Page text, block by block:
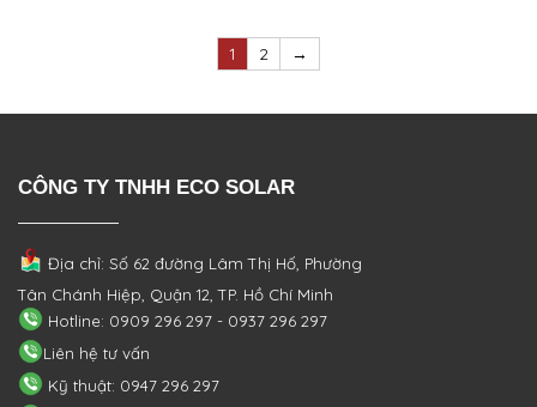
1 2 →
CÔNG TY TNHH ECO SOLAR
Địa chỉ: Số 62 đường Lâm Thị Hố, Phường
Tân Chánh Hiệp, Quận 12, TP. Hồ Chí Minh
Hotline: 0909 296 297 - 0937 296 297
Liên hệ tư vấn
Kỹ thuật: 0947 296 297